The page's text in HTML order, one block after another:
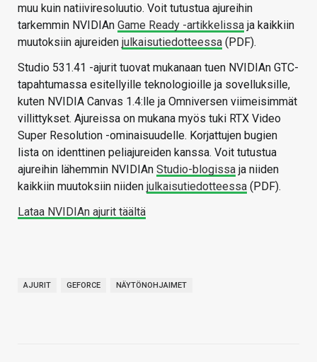
muu kuin natiiviresoluutio. Voit tutustua ajureihin
tarkemmin NVIDIAn Game Ready -artikkelissa ja kaikkiin
muutoksiin ajureiden julkaisutiedotteessa (PDF).
Studio 531.41 -ajurit tuovat mukanaan tuen NVIDIAn GTC-
tapahtumassa esitellyille teknologioille ja sovelluksille,
kuten NVIDIA Canvas 1.4:lle ja Omniversen viimeisimmät
villittykset. Ajureissa on mukana myös tuki RTX Video
Super Resolution -ominaisuudelle. Korjattujen bugien
lista on identtinen peliajureiden kanssa. Voit tutustua
ajureihin lähemmin NVIDIAn Studio-blogissa ja niiden
kaikkiin muutoksiin niiden julkaisutiedotteessa (PDF).
Lataa NVIDIAn ajurit täältä
AJURIT GEFORCE NÄYTÖNOHJAIMET